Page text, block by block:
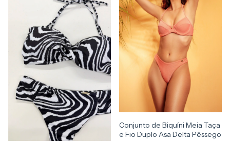
Conjunto de Biquíni Meia Taça
e Fio Duplo Asa Delta Pêssego